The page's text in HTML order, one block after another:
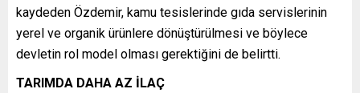
kaydeden Özdemir, kamu tesislerinde gıda servislerinin
yerel ve organik ürünlere dönüştürülmesi ve böylece
devletin rol model olması gerektiğini de belirtti.
TARIMDA DAHA AZ İLAÇ